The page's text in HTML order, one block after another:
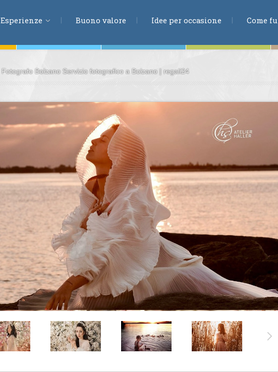
Esperienze
Volare &spazio
Avventura &azione
Sport &fitness
salute
Acqua &vento
Lifestyle &fantasia
Kids &Family
Pernottamenti
Buono valore Idee per occasione Come
Fotografo Bolzano Servizio fotografico a Bolzano | regali24